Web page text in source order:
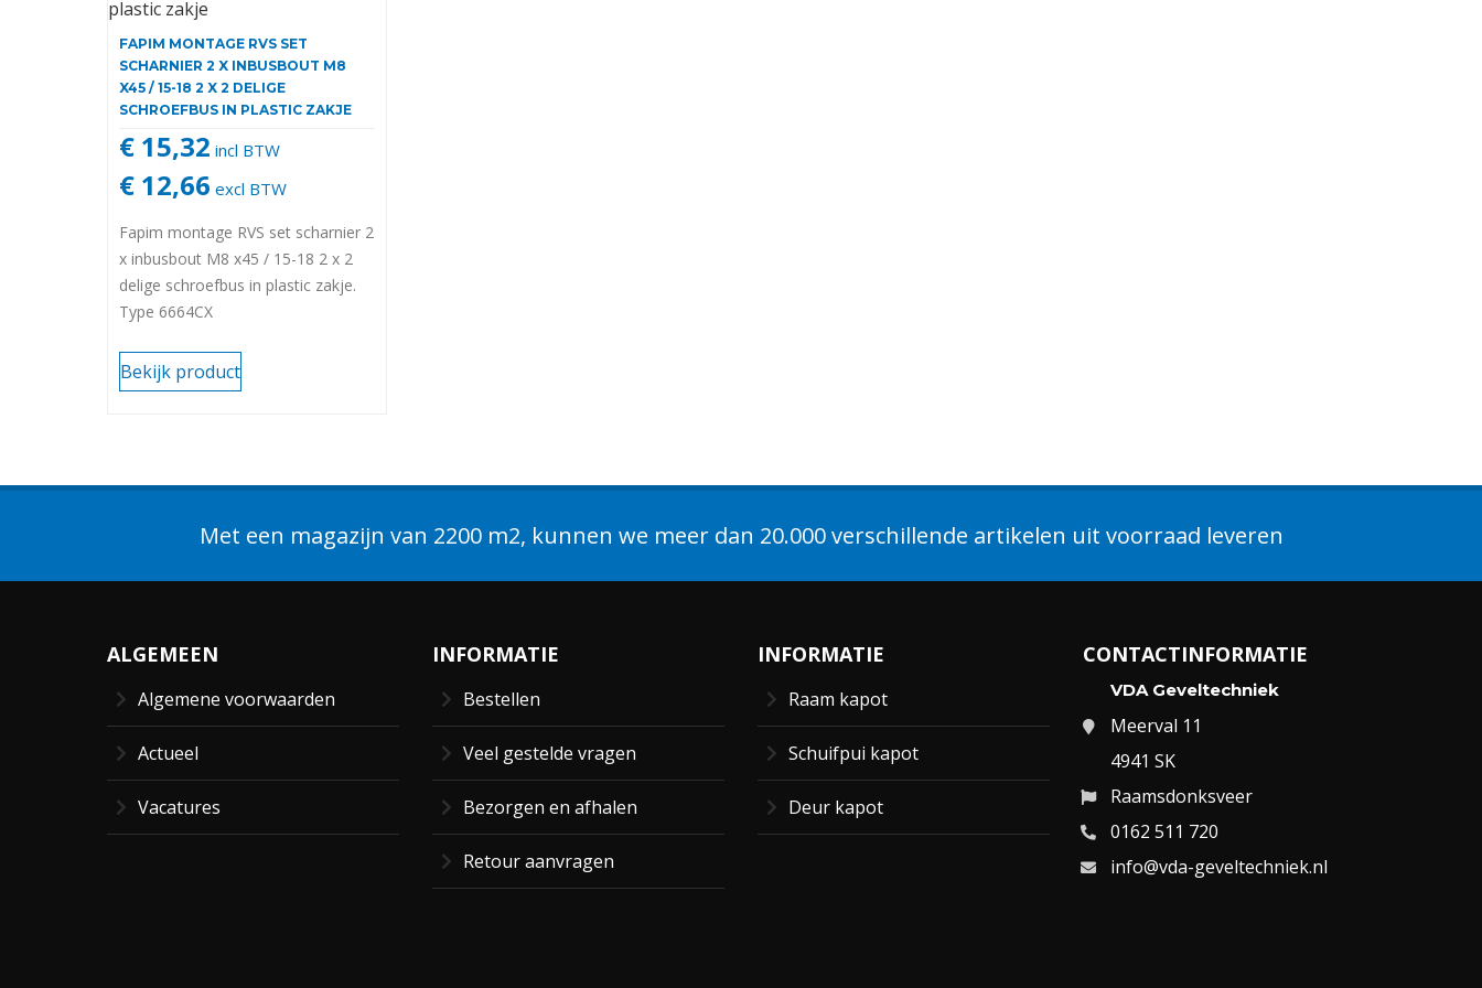
FAPIM MONTAGE RVS SET
SCHARNIER 2 X INBUSBOUT M8
X45 / 15-18 2 X 2 DELIGE
SCHROEFBUS IN PLASTIC ZAKJE
€ 15,32 incl BTW
€ 12,66 excl BTW
Fapim montage RVS set scharnier 2
x inbusbout M8 x45 / 15-18 2 x 2
delige schroefbus in plastic zakje.
Type 6664CX
Bekijk product
Met een magazijn van 2200 m2, kunnen we meer dan 20.000 verschillende artikelen uit voorraad leveren
ALGEMEEN
Algemene voorwaarden
Actueel
Vacatures
INFORMATIE
Bestellen
Veel gestelde vragen
Bezorgen en afhalen
Retour aanvragen
INFORMATIE
Raam kapot
Schuifpui kapot
Deur kapot
CONTACTINFORMATIE
VDA Geveltechniek
Meerval 11
4941 SK
Raamsdonksveer
0162 511 720
info@vda-geveltechniek.nl